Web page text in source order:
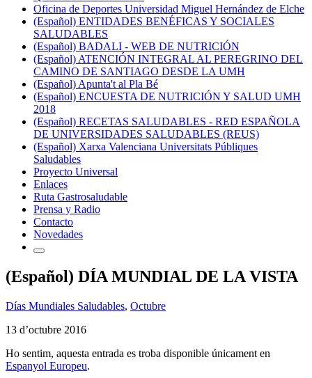
Oficina de Deportes Universidad Miguel Hernández de Elche
(Español) ENTIDADES BENÉFICAS Y SOCIALES
SALUDABLES
(Español) BADALI - WEB DE NUTRICIÓN
(Español) ATENCIÓN INTEGRAL AL PEREGRINO DEL
CAMINO DE SANTIAGO DESDE LA UMH
(Español) Apunta't al Pla Bé
(Español) ENCUESTA DE NUTRICIÓN Y SALUD UMH
2018
(Español) RECETAS SALUDABLES - RED ESPAÑOLA
DE UNIVERSIDADES SALUDABLES (REUS)
(Español) Xarxa Valenciana Universitats Públiques
Saludables
Proyecto Universal
Enlaces
Ruta Gastrosaludable
Prensa y Radio
Contacto
Novedades
(Español) DÍA MUNDIAL DE LA VISTA
Días Mundiales Saludables, Octubre
13 d’octubre 2016
Ho sentim, aquesta entrada es troba disponible únicament en
Espanyol Europeu.